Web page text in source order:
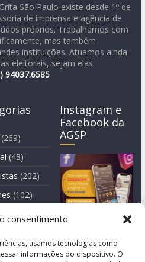
consentimento
usamos tecnologias como
informações do dispositivo. O
São Paulo existe desde 1º de
de imprensa e agência de
próprios. Trabalhamos com
mas também
instituições. Atuamos ainda
eleitorais, sejam elas
94037.6585
(269)
(43)
(202)
(102)
Instagram e
Facebook da
AGSP